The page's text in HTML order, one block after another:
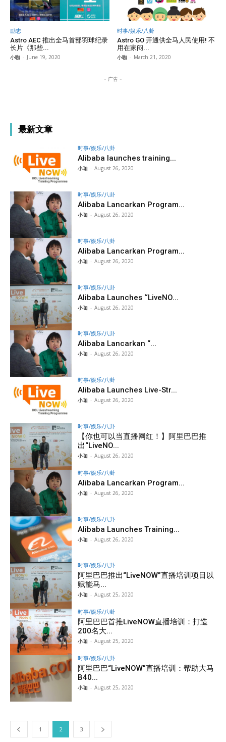
励志
Astro AEC 推出全马首部羽球纪录
长片《那些...
小咖 - June 19, 2020
时事/娱乐/八卦
Astro GO 开通供全马人民使用! 不
用在家闷...
小咖 - March 21, 2020
- 广告 -
最新文章
时事/娱乐/八卦
Alibaba launches training...
小咖 - August 26, 2020
时事/娱乐/八卦
Alibaba Lancarkan Program...
小咖 - August 26, 2020
时事/娱乐/八卦
Alibaba Lancarkan Program...
小咖 - August 26, 2020
时事/娱乐/八卦
Alibaba Launches ‘‘LiveNO...
小咖 - August 26, 2020
时事/娱乐/八卦
Alibaba Lancarkan “...
小咖 - August 26, 2020
时事/娱乐/八卦
Alibaba Launches Live-Str...
小咖 - August 26, 2020
时事/娱乐/八卦
【你也可以当直播网红！】阿里巴巴推
出“LiveNO...
小咖 - August 26, 2020
时事/娱乐/八卦
Alibaba Lancarkan Program...
小咖 - August 26, 2020
时事/娱乐/八卦
Alibaba Launches Training...
小咖 - August 26, 2020
时事/娱乐/八卦
阿里巴巴推出“LiveNOW”直播培训项目以
赋能马...
小咖 - August 25, 2020
时事/娱乐/八卦
阿里巴巴首推LiveNOW直播培训：打造
200名大...
小咖 - August 25, 2020
时事/娱乐/八卦
阿里巴巴“LiveNOW”直播培训：帮助大马
B40...
小咖 - August 25, 2020
1 2 3